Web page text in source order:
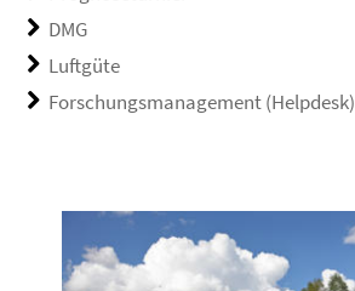
DMG
Luftgüte
Forschungsmanagement (Helpdesk)